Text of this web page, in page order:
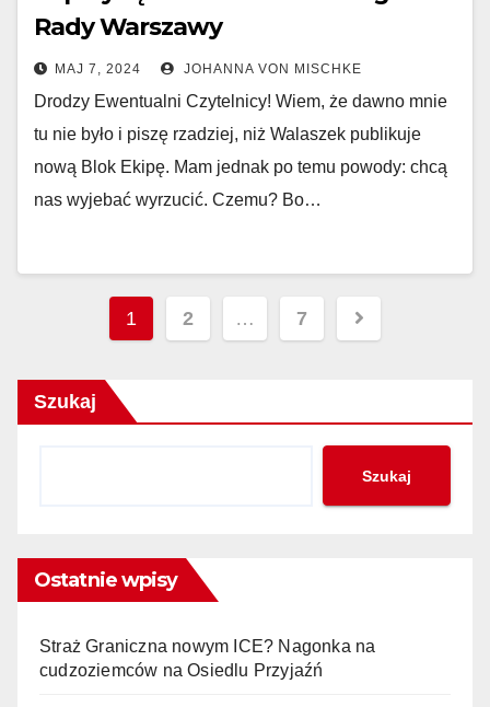
Rady Warszawy
MAJ 7, 2024 JOHANNA VON MISCHKE
Drodzy Ewentualni Czytelnicy! Wiem, że dawno mnie
tu nie było i piszę rzadziej, niż Walaszek publikuje
nową Blok Ekipę. Mam jednak po temu powody: chcą
nas wyjebać wyrzucić. Czemu? Bo…
Nawigacja
wpisach
1 2 … 7
Szukaj
Szukaj
Ostatnie wpisy
Straż Graniczna nowym ICE? Nagonka na
cudzoziemców na Osiedlu Przyjaźń